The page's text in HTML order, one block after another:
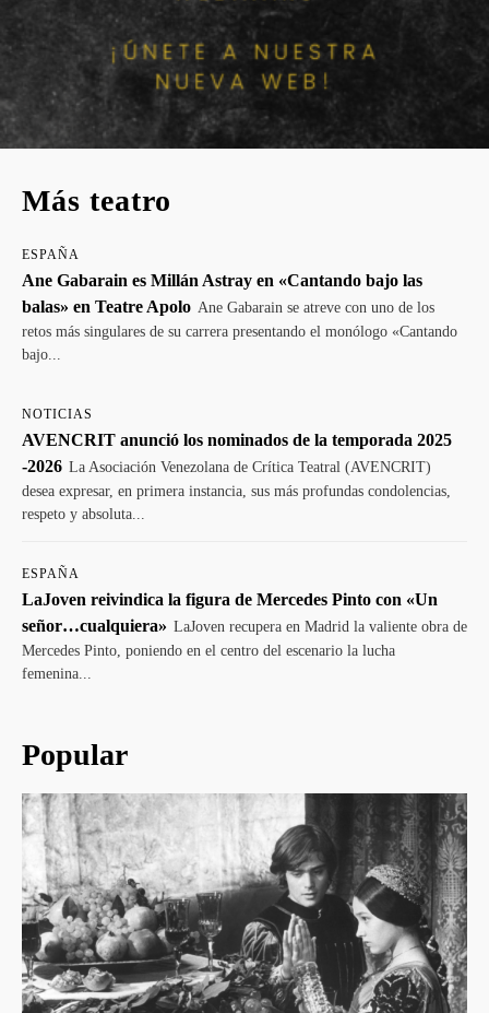
Más teatro
ESPAÑA
Ane Gabarain es Millán Astray en «Cantando bajo las
balas» en Teatre Apolo Ane Gabarain se atreve con uno de los
retos más singulares de su carrera presentando el monólogo «Cantando
bajo...
NOTICIAS
AVENCRIT anunció los nominados de la temporada 2025
-2026 La Asociación Venezolana de Crítica Teatral (AVENCRIT)
desea expresar, en primera instancia, sus más profundas condolencias,
respeto y absoluta...
ESPAÑA
LaJoven reivindica la figura de Mercedes Pinto con «Un
señor…cualquiera» LaJoven recupera en Madrid la valiente obra de
Mercedes Pinto, poniendo en el centro del escenario la lucha
femenina...
Popular